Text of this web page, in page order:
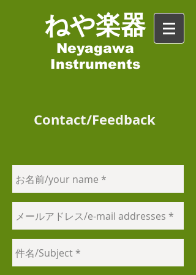
​ねや楽器
Neyagawa
Instruments
Contact/Feedback